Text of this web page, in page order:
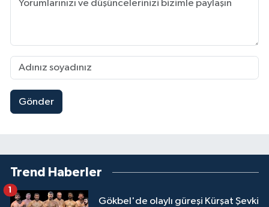
Gönder
Trend Haberler
Gökbel'de olaylı güreşi Kürşat Şevki
1